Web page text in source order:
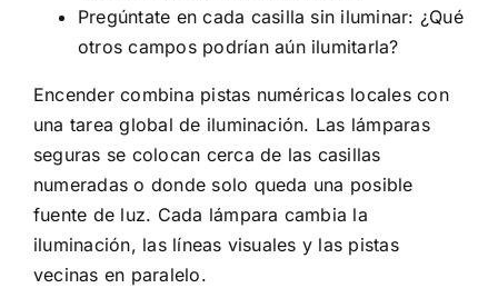
Pregúntate en cada casilla sin iluminar: ¿Qué
otros campos podrían aún ilumitarla?
Encender combina pistas numéricas locales con
una tarea global de iluminación. Las lámparas
seguras se colocan cerca de las casillas
numeradas o donde solo queda una posible
fuente de luz. Cada lámpara cambia la
iluminación, las líneas visuales y las pistas
vecinas en paralelo.